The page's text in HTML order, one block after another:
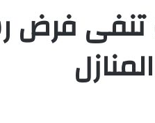
تنفى فرض